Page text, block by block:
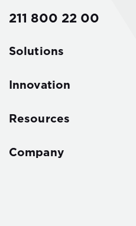
211 800 22 00
Solutions
Innovation
Resources
Company